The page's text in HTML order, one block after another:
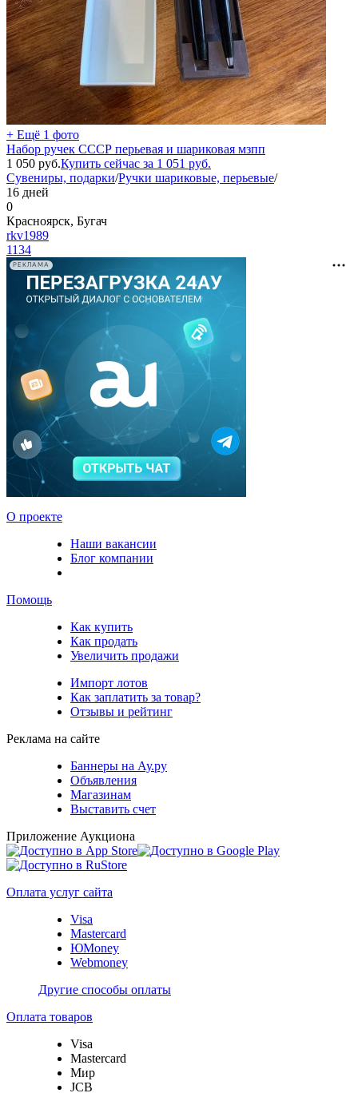
+ Ещё 1 фото
Набор ручек СССР перьевая и шариковая мзпп
1 050 руб.Купить сейчас за 1 051 руб.
Сувениры, подарки/Ручки шариковые, перьевые/
16 дней
0
Красноярск, Бугач
rkv1989
1134
РЕКЛАМА
О проекте
Наши вакансии
Блог компании
Помощь
Как купить
Как продать
Увеличить продажи
Импорт лотов
Как заплатить за товар?
Отзывы и рейтинг
Реклама на сайте
Баннеры на Ау.ру
Объявления
Магазинам
Выставить счет
Приложение Аукциона
Оплата услуг сайта
Visa
Mastercard
ЮMoney
Webmoney
Другие способы оплаты
Оплата товаров
Visa
Mastercard
Мир
JCB